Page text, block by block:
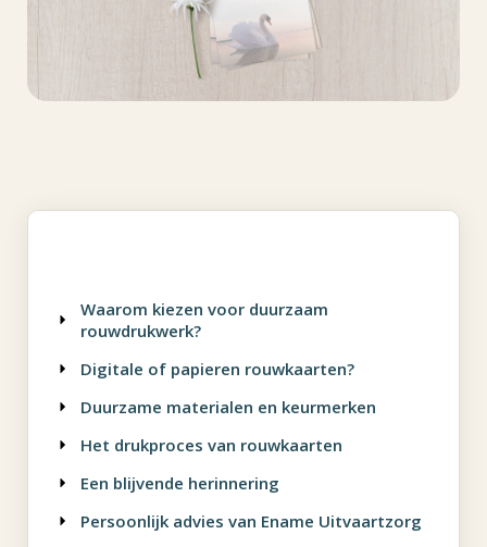
Waarom kiezen voor duurzaam
rouwdrukwerk?
Digitale of papieren rouwkaarten?
Duurzame materialen en keurmerken
Het drukproces van rouwkaarten
Een blijvende herinnering
Persoonlijk advies van Ename Uitvaartzorg